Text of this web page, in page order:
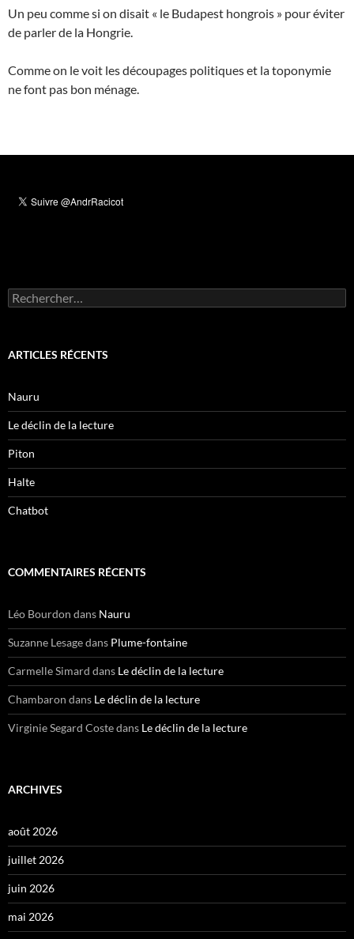
Un peu comme si on disait « le Budapest hongrois » pour éviter
de parler de la Hongrie.
Comme on le voit les découpages politiques et la toponymie
ne font pas bon ménage.
Rechercher :
ARTICLES RÉCENTS
Nauru
Le déclin de la lecture
Piton
Halte
Chatbot
COMMENTAIRES RÉCENTS
Léo Bourdon dans Nauru
Suzanne Lesagedans Plume-fontaine
Carmelle Simard dans Le déclin de la lecture
Chambaron dans Le déclin de la lecture
Virginie Segard Costedans Le déclin de la lecture
ARCHIVES
août 2026
juillet 2026
juin 2026
mai 2026